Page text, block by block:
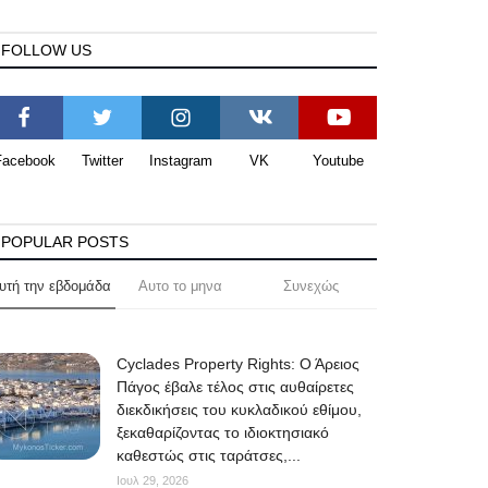
FOLLOW US
Twitter Instagram VK Youtube
POPULAR POSTS
την εβδομάδα Αυτο το μηνα Συνεχώς
Cyclades Property Rights: Ο Άρειος
Πάγος έβαλε τέλος στις αυθαίρετες
διεκδικήσεις του κυκλαδικού εθίμου,
ξεκαθαρίζοντας το ιδιοκτησιακό
καθεστώς στις ταράτσες,...
Ιουλ 29, 2026